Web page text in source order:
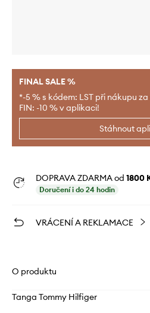
FINAL SALE %
*-5 % s kódem: LST při nákupu
FIN: -10 % v aplikaci!
Stáhnout
DOPRAVA ZDARMA od 1800
Doručení i do 24 hodin
VRÁCENÍ A REKLAMACE
O produktu
Tanga Tommy Hilfiger